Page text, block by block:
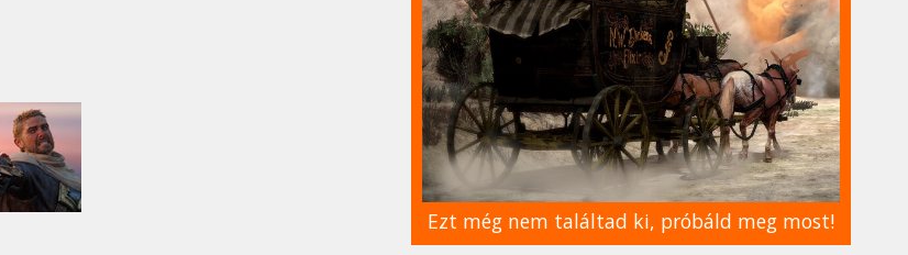
Ezt még nem találtad ki, próbáld meg most!